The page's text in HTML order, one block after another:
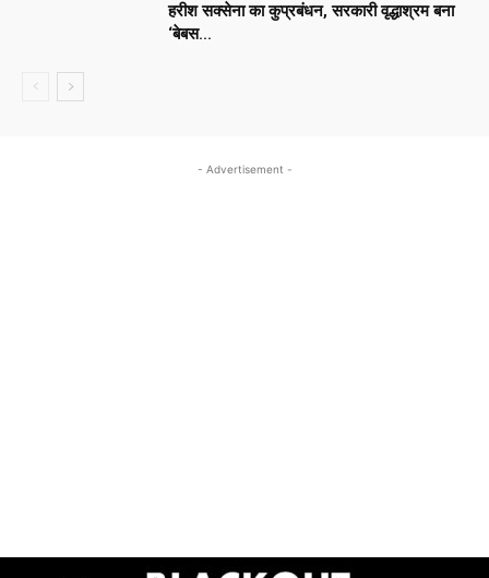
हरीश सक्सेना का कुप्रबंधन, सरकारी वृद्धाश्रम बना
‘बेबस...
- Advertisement -